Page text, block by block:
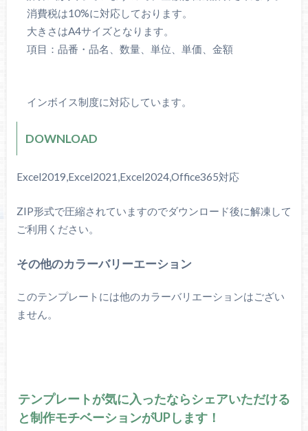
消費税は10%に対応しております。
大きさはA4サイズとなります。
項目：品番・品名、数量、単位、単価、金額
インボイス制度に対応しています。
DOWNLOAD
Excel2019,Excel2021,Excel2024,Office365対応
ZIP形式で圧縮されていますのでダウンロード後に解凍して
ご利用ください。
その他のカラーバリーエーション
このテンプレートには他のカラーバリエーションはござい
ません。
テンプレートが気に入ったならシェアいただける
と制作モチベーションがUPします！